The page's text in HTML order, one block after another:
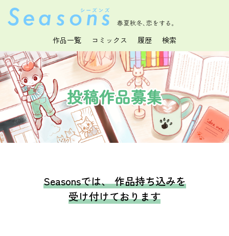
春夏秋冬、恋をする。
作品一覧 コミックス 履歴 検索
Seasonsでは、 作品持ち込みを
受け付けております